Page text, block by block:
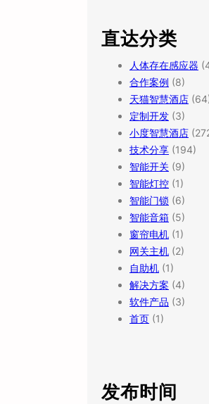
直达分类
人体存在感应器
合作案例 (8)
天猫智慧酒店
定制开发 (3)
小度智慧酒店
技术分享 (194)
智能开关 (9)
智能灯控 (1)
智能门锁 (6)
智能音箱 (5)
窗帘电机 (1)
网关主机 (2)
自助机 (1)
解决方案 (4)
软件产品 (3)
首页 (1)
发布时间